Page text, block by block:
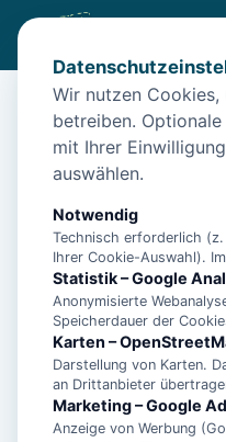
/Unterkünfte /Norden/
Ferienwohnung Woge by
Ferienwohnung
in Norden
26506 Norden
Wir nutzen Cookies,
betreiben.
mit Ihrer
auswählen.
Notwendig
Technisch erforderlich
Ihrer Cookie-Auswahl).
Statistik – Google
Anonymisierte
Speicherdauer der
Karten –
Darstellung von Karten.
an Drittanbieter
Marketing – Google
Anzeige von Werbung